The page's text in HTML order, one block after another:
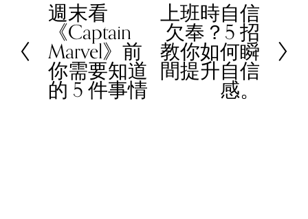
P
e
v
i
週末看
《Captain
Marvel》前
你需要知道
的 5 件事情
上班時自信
欠奉？5 招
教你如何瞬
間提升自信
感。